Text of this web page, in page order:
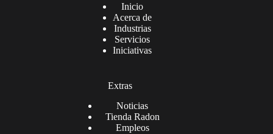
Inicio
Acerca de
Industrias
Servicios
Iniciativas
Extras
Noticias
Tienda Radon
Empleos